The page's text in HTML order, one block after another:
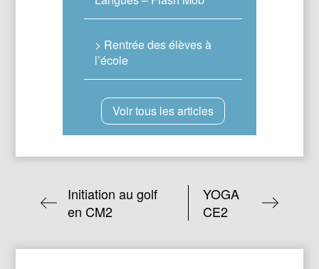
> Rentrée des élèves à
l’école
Voir tous les articles
Initiation au golf
en CM2
YOGA
CE2